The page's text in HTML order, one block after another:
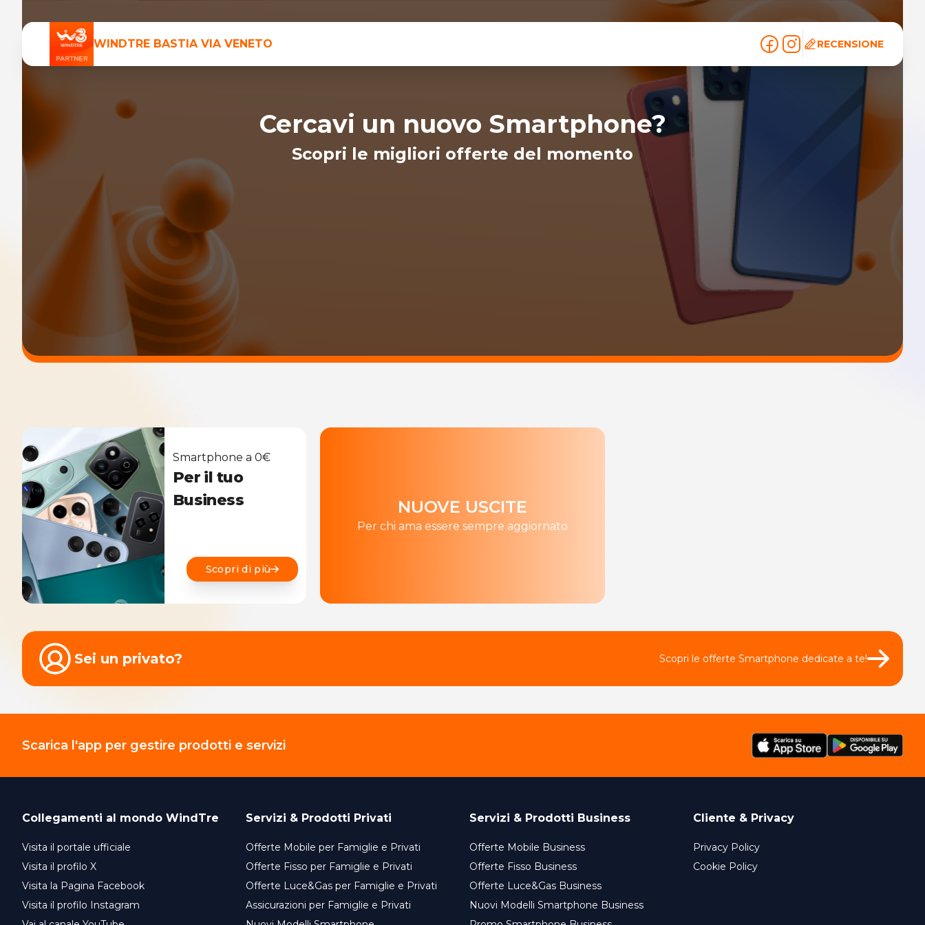
WINDTRE BASTIA VIA VENETO RECENSIONE
Cercavi un nuovo Smartphone?
Scopri le migliori offerte del momento
Smartphone a 0€
Per il tuo
Business
Scopri di più
NUOVE USCITE
Per chi ama essere sempre aggiornato
Sei un privato? Scopri le offerte Smartphone dedicate a te!
Scarica l'app per gestire prodotti e servizi
Collegamenti al mondo WindTre
Visita il portale ufficiale
Visita il profilo X
Visita la Pagina Facebook
Visita il profilo Instagram
Servizi & Prodotti Privati
Offerte Mobile per Famiglie e Privati
Offerte Fisso per Famiglie e Privati
Offerte Luce&Gas per Famiglie e Privati
Assicurazioni per Famiglie e Privati
Servizi & Prodotti Business
Offerte Mobile Business
Offerte Fisso Business
Offerte Luce&Gas Business
Nuovi Modelli Smartphone Business
Cliente & Privacy
Privacy Policy
Cookie Policy